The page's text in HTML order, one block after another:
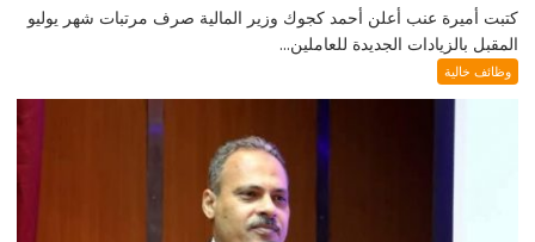
كتبت أميرة عنب أعلن أحمد كجوك وزير المالية صرف مرتبات شهر يوليو
المقبل بالزيادات الجديدة للعاملين...
وظائف خالية